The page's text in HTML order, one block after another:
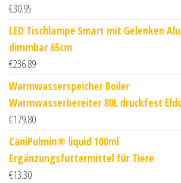
€30.95
LED Tischlampe Smart mit Gelenken Alu
dimmbar 65cm
€236.89
Warmwasserspeicher Boiler
Warmwasserbereiter 80L druckfest
€179.80
CaniPulmin® liquid 100ml
Ergänzungsfuttermittel für Tiere
€13.30